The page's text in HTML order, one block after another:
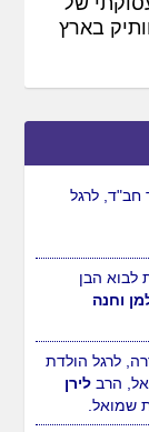
בארץ
הת' מנחם
לרגל
לבוא הבן
וחנה